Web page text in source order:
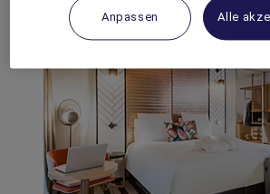
Anpassen Alle